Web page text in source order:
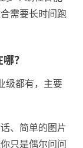
需要长时间跑
？
级都有，主要
、简单的图片
只是偶尔问问